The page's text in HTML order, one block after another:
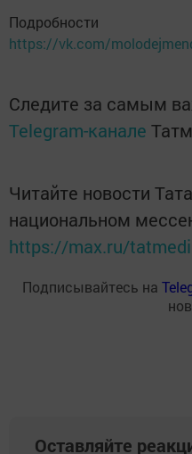
https://vk.com/
Следите за самым
Telegram-канале
Читайте новости
национальном
https://max.ru/
Подписывайтесь на
Оставляйте